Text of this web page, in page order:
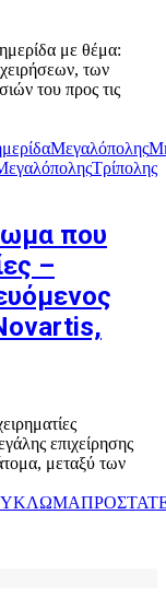
με θέμα:
των
του προς τις
Μεγαλόπολης
Τρίπολης
που
–
επιχείρησης
μεταξύ των